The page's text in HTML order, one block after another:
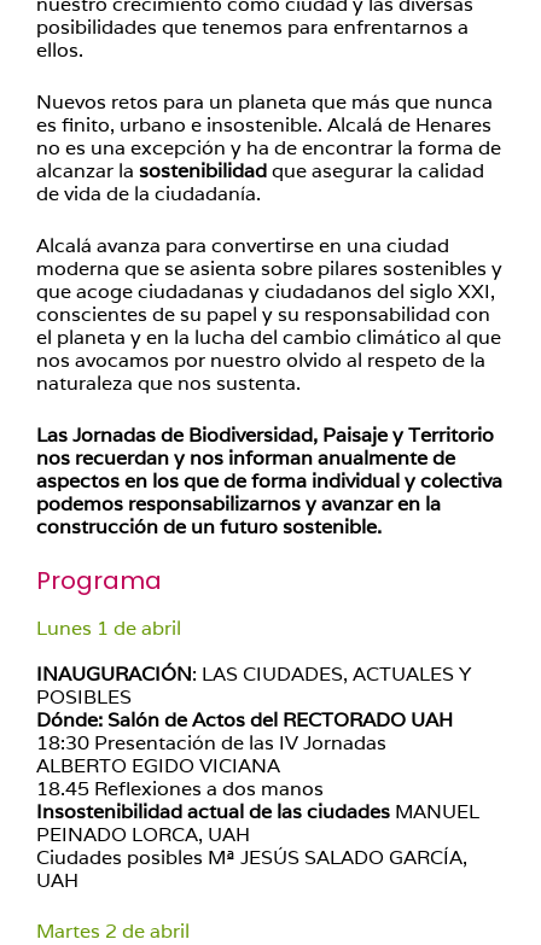
posibilidades que tenemos para enfrentarnos a
ellos.
Nuevos retos para un planeta que más que nunca
es finito, urbano e insostenible. Alcalá de Henares
no es una excepción y ha de encontrar la forma de
alcanzar la sostenibilidadque asegurar la calidad
de vida de la ciudadanía.
Alcalá avanza para convertirse en una ciudad
moderna que se asienta sobre pilares sostenibles y
que acoge ciudadanas y ciudadanos del siglo XXI,
conscientes de su papel y su responsabilidad con
el planeta y en la lucha del cambio climático al que
nos avocamos por nuestro olvido al respeto de la
naturaleza que nos sustenta.
Las Jornadas de Biodiversidad, Paisaje y Territorio
nos recuerdan y nos informan anualmente de
aspectos en los que de forma individual y colectiva
podemos responsabilizarnos y avanzar en la
construcción de un futuro sostenible.
Programa
Lunes 1 de abril
INAUGURACIÓN: LAS CIUDADES, ACTUALES Y
POSIBLES
Dónde: Salón de Actos del RECTORADO UAH
18:30 Presentación de las IV Jornadas
ALBERTO EGIDO VICIANA
18.45 Reflexiones a dos manos
Insostenibilidad actual de las ciudades MANUEL
PEINADO LORCA, UAH
Ciudades posibles Mª JESÚS SALADO GARCÍA,
UAH
Martes 2 de abril